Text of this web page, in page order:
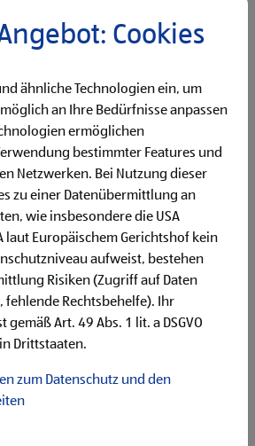
und Gemüse sowie Durchführen
ich mitbringe
und Spätdienste (Montag bis
zu arbeiten und den
mitzugestalten
im Team für ein motiviertes
anspruchsvollen Tätigkeiten
mit Kund:innen für eine
Arbeitsweise zur
überzeugen
Cookies
ähnliche Technologien ein, um
an Ihre Bedürfnisse anpassen
ermöglichen
bestimmter Features und
Netzwerken. Bei Nutzung dieser
zu einer Datenübermittlung an
wie insbesondere die USA
laut Europäischem Gerichtshof kein
aufweist, bestehen
Risiken (Zugriff auf Daten
fehlende Rechtsbehelfe). Ihr
Art. 49 Abs. 1 lit. a DSGVO
Drittstaaten.
zum Datenschutz und den